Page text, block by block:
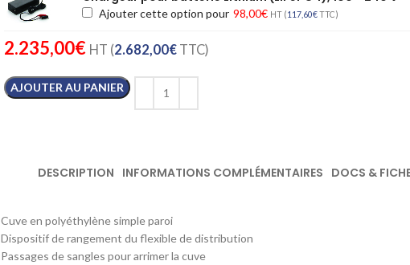
Ajouter cette option pour 98,00€ HT (117,60€TTC)
2.235,00€ HT (2.682,00€TTC)
AJOUTER AU PANIER
DESCRIPTION INFORMATIONS COMPLÉMENTAIRES DOCS &
Cuve en polyéthylène simple paroi
Dispositif de rangement du flexible de distribution
Passages de sangles pour arrimer la cuve